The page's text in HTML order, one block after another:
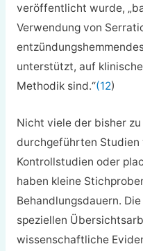
veröffentlicht wurde,
Verwendung von
unterstützt, auf
Methodik sind.“(12)
Nicht viele der bisher
durchgeführten
Kontrollstudien oder
haben kleine
Behandlungsdauern.
speziellen
wissenschaftliche